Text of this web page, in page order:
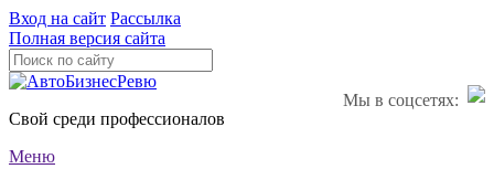
Вход на сайт Рассылка
Полная версия сайта
Мы в соцсетях:
Свой среди профессионалов
Меню